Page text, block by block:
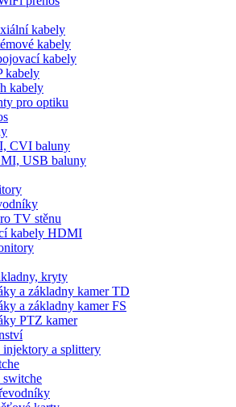
kabely
kabely
kabely
kabely
kabely
pro optiku
CVI baluny
USB baluny
TV stěnu
kabely HDMI
kryty
a základny kamer TD
a základny kamer FS
PTZ kamer
injektory a splittery
switche